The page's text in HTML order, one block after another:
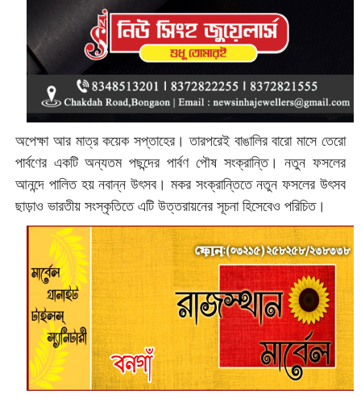
অপেক্ষা আর মাত্র কয়েক সপ্তাহের। তারপরেই বাঙালির বারো মাসে তেরো
পার্বণের একটি অন্যতম পছন্দের পার্বণ পৌষ সংক্রান্তি। নতুন ফসলের
আনন্দে পালিত হয় নবান্ন উৎসব। মকর সংক্রান্তিতে নতুন ফসলের উৎসব
ছাড়াও ভারতীয় সংস্কৃতিতে এটি উত্তরায়নের সূচনা হিসেবেও পরিচিত।